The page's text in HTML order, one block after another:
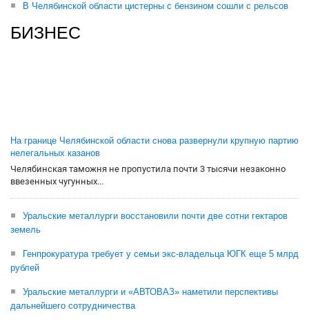
В Челябинской области цистерны с бензином сошли с рельсов
БИЗНЕС
На границе Челябинской области снова развернули крупную партию
нелегальных казанов
Челябинская таможня не пропустила почти 3 тысячи незаконно
ввезенных чугунных...
Уральские металлурги восстановили почти две сотни гектаров
земель
Генпрокуратура требует у семьи экс-владельца ЮГК еще 5 млрд
рублей
Уральские металлурги и «АВТОВАЗ» наметили перспективы
дальнейшего сотрудничества